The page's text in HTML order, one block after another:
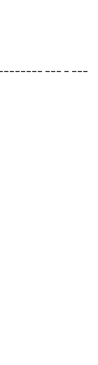
___ _ ___